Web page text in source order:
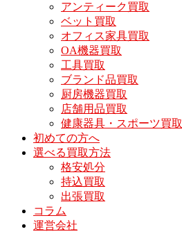
アンティーク買取
ベット買取
オフィス家具買取
OA機器買取
工具買取
ブランド品買取
厨房機器買取
店舗用品買取
健康器具・スポーツ買取
初めての方へ
選べる買取方法
格安処分
持込買取
出張買取
コラム
運営会社